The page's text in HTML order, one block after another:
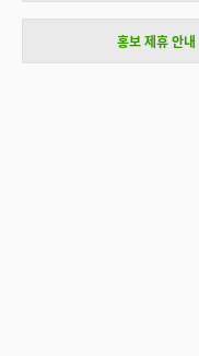
홍보 제휴 안내